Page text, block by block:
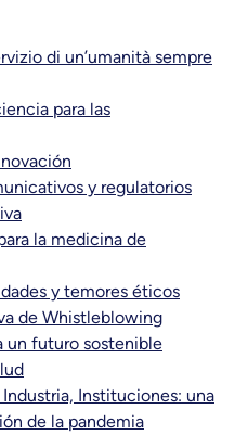
di un’umanità sempre
para las
y regulatorios
la medicina de
y temores éticos
de Whistleblowing
un futuro sostenible
Instituciones: una
de la pandemia